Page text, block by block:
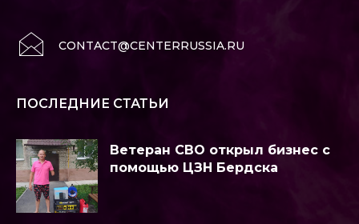
CONTACT@CENTERRUSSIA.RU
ПОСЛЕДНИЕ СТАТЬИ
Ветеран СВО открыл бизнес с
помощью ЦЗН Бердска